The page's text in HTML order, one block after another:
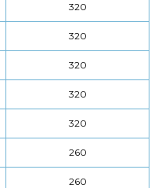
320
320
320
320
320
260
260